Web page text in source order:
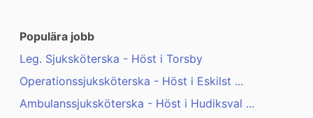
Populära jobb
Leg. Sjuksköterska - Höst i Torsby
Operationssjuksköterska - Höst i Eskilst ...
Ambulanssjuksköterska - Höst i Hudiksval ...